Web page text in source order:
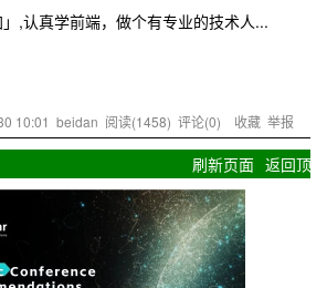
,认真学前端，做个有专业的技术人...
10:01 beidan 阅读(1458) 评论(0) 收藏 举报
刷新页面 返回顶部